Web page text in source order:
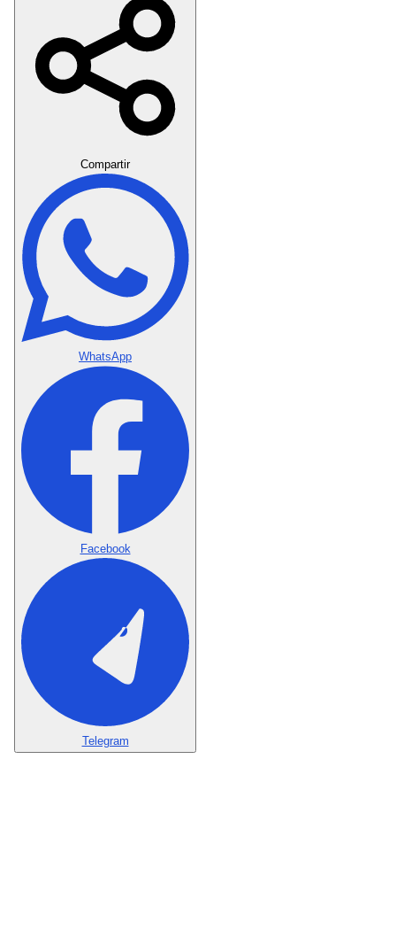
Compartir
WhatsApp
Facebook
Telegram